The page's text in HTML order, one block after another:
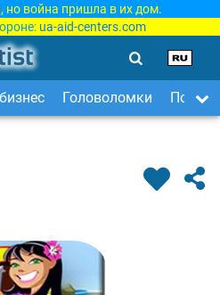
но война пришла в их дом.
ua-aid-centers.com
Головоломки Поиск